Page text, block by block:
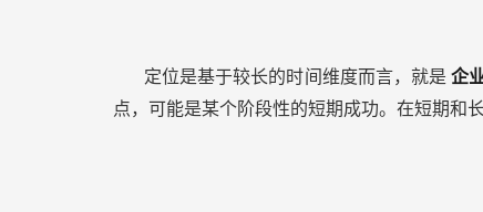
定位是基于较长的时间维度而言，就是企
点，可能是某个阶段性的短期成功。在短期和